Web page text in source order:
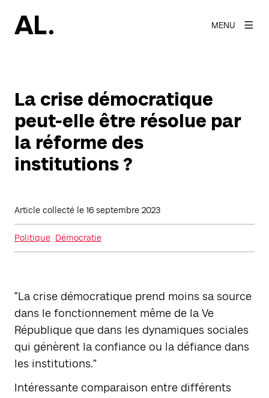
MENU
La crise démocratique
peut-elle être résolue par
la réforme des
institutions ?
Article collecté le 16 septembre 2023
Politique Démocratie
“La crise démocratique prend moins sa source
dans le fonctionnement même de la Ve
République que dans les dynamiques sociales
qui génèrent la confiance ou la défiance dans
les institutions.”
Intéressante comparaison entre différents